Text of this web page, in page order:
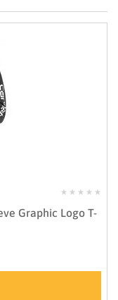
Graphic Logo T-